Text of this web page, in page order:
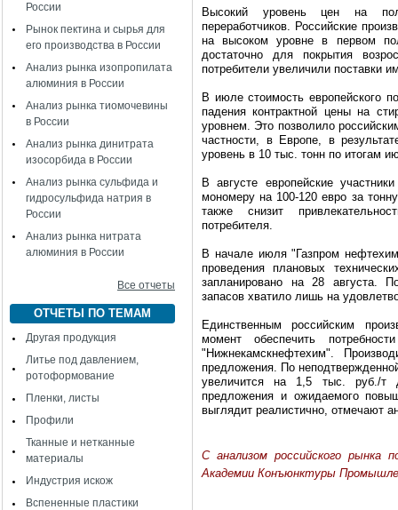
России
Рынок пектина и сырья для
его производства в России
Анализ рынка изопропилата
алюминия в России
Анализ рынка тиомочевины
в России
Анализ рынка динитрата
изосорбида в России
Анализ рынка сульфида и
гидросульфида натрия в
России
Анализ рынка нитрата
алюминия в России
Все отчеты
ОТЧЕТЫ ПО ТЕМАМ
Другая продукция
Литье под давлением,
ротоформование
Пленки, листы
Профили
Тканные и нетканные
материалы
Индустрия искож
Вспененные пластики
Высокий уровень цен на
переработчиков. Российские
на высоком уровне в первом
достаточно для покрытия
потребители увеличили поставки
В июле стоимость европейского
падения контрактной цены на
уровнем. Это позволило
частности, в Европе, в
уровень в 10 тыс. тонн по итогам
В августе европейские
мономеру на 100-120 евро за
также снизит
потребителя.
В начале июля "Газпром
проведения плановых
запланировано на 28 августа.
запасов хватило лишь на
Единственным российским
момент обеспечить
"Нижнекамскнефтехим".
предложения. По
увеличится на 1,5 тыс. руб./т
предложения и ожидаемого
выглядит реалистично, отмечают
С анализом российского рынка
Академии Конъюнктуры